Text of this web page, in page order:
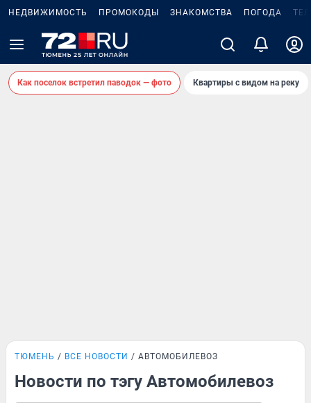
НЕДВИЖИМОСТЬ ПРОМОКОДЫ ЗНАКОМСТВА ПОГОДА
Как поселок встретил паводок — фото Квартиры с видом на реку
ТЮМЕНЬ ВСЕ НОВОСТИ АВТОМОБИЛЕВОЗ
Новости по тэгу Автомобилевоз